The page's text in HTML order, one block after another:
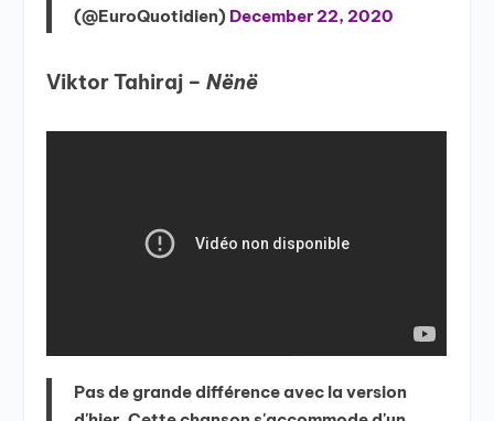
(@EuroQuotidien) December 22, 2020
Viktor Tahiraj –Nënë
Pas de grande différence avec la version